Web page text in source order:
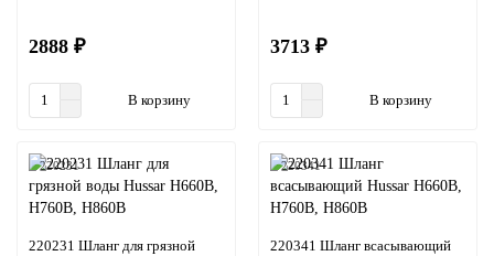
2888 ₽
В корзину
3713 ₽
В корзину
220231
220231 Шланг для грязной
220341
220341 Шланг всасывающий